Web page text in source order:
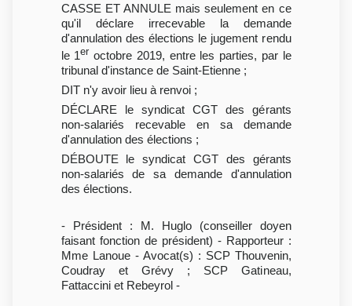
CASSE ET ANNULE mais seulement en ce
qu'il déclare irrecevable la demande
d'annulation des élections le jugement rendu
le 1er octobre 2019, entre les parties, par le
tribunal d'instance de Saint-Etienne ;
DIT n'y avoir lieu à renvoi ;
DÉCLARE le syndicat CGT des gérants
non-salariés recevable en sa demande
d'annulation des élections ;
DÉBOUTE le syndicat CGT des gérants
non-salariés de sa demande d'annulation
des élections.
- Président : M. Huglo (conseiller doyen
faisant fonction de président) - Rapporteur :
Mme Lanoue - Avocat(s) : SCP Thouvenin,
Coudray et Grévy ; SCP Gatineau,
Fattaccini et Rebeyrol -